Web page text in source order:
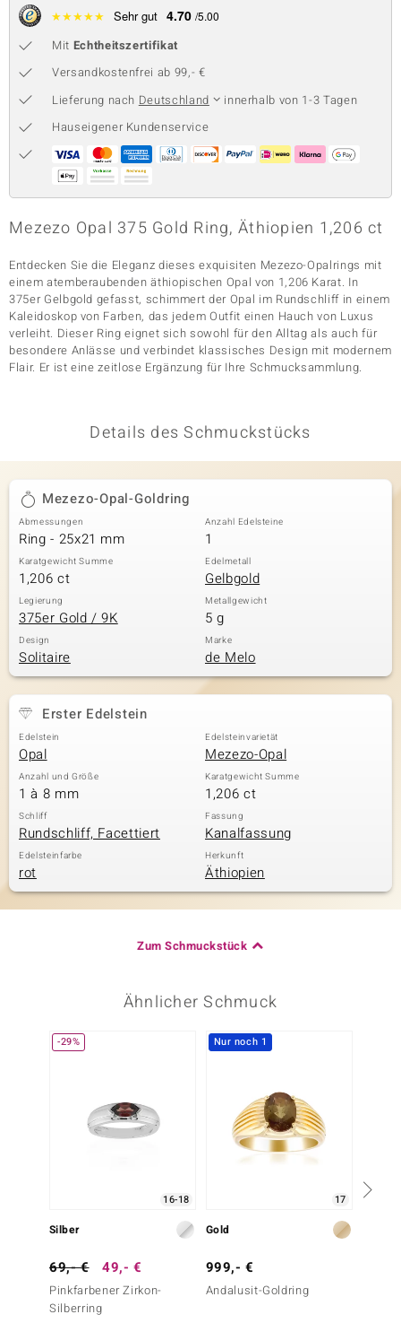
Classics
★★★★★ Sehr gut 4.70 /5.00
Mit Echtheitszertifikat
Versandkostenfrei ab 99,- €
Lieferung nach Deutschland
innerhalb von 1-3 Tagen
Hauseigener Kundenservice
Mezezo Opal 375 Gold Ring, Äthiopien 1,206 ct
Entdecken Sie die Eleganz dieses exquisiten Mezezo-Opalrings mit
einem atemberaubenden äthiopischen Opal von 1,206 Karat. In
375er Gelbgold gefasst, schimmert der Opal im Rundschliff in einem
Kaleidoskop von Farben, das jedem Outfit einen Hauch von Luxus
verleiht. Dieser Ring eignet sich sowohl für den Alltag als auch für
besondere Anlässe und verbindet klassisches Design mit modernem
Flair. Er ist eine zeitlose Ergänzung für Ihre Schmucksammlung.
Details des Schmuckstücks
Mezezo-Opal-Goldring
Abmessungen
Ring - 25x21 mm
Anzahl Edelsteine
1
Karatgewicht Summe
1,206 ct
Edelmetall
Gelbgold
Legierung
375er Gold / 9K
Metallgewicht
5 g
Design
Solitaire
Marke
de Melo
Erster Edelstein
Edelstein
Opal
Edelsteinvarietät
Mezezo-Opal
Anzahl und Größe
1 à 8 mm
Karatgewicht Summe
1,206 ct
Schliff
Rundschliff, Facettiert
Fassung
Kanalfassung
Edelsteinfarbe
rot
Herkunft
Äthiopien
Zum Schmuckstück
Ähnlicher Schmuck
-29%
16-18
Silber
69,- € 49,- €
Pinkfarbener Zirkon-
Silberring
Nur noch 1
17
Gold
999,- €
Andalusit-Goldring